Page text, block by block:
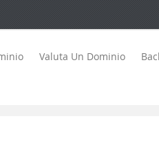
Valuta Un Dominio